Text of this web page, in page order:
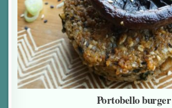
Portobello burger